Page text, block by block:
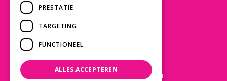
Laat een Google review achter
PRESTATIE
TARGETING
FUNCTIONEEL
ALLES ACCEPTEREN